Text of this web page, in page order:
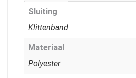
Sluiting
Klittenband
Materiaal
Polyester